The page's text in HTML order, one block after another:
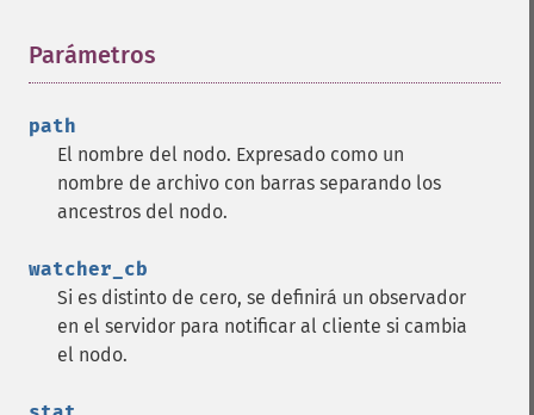
Parámetros
path
El nombre del nodo. Expresado como un
nombre de archivo con barras separando los
ancestros del nodo.
watcher_cb
Si es distinto de cero, se definirá un observador
en el servidor para notificar al cliente si cambia
el nodo.